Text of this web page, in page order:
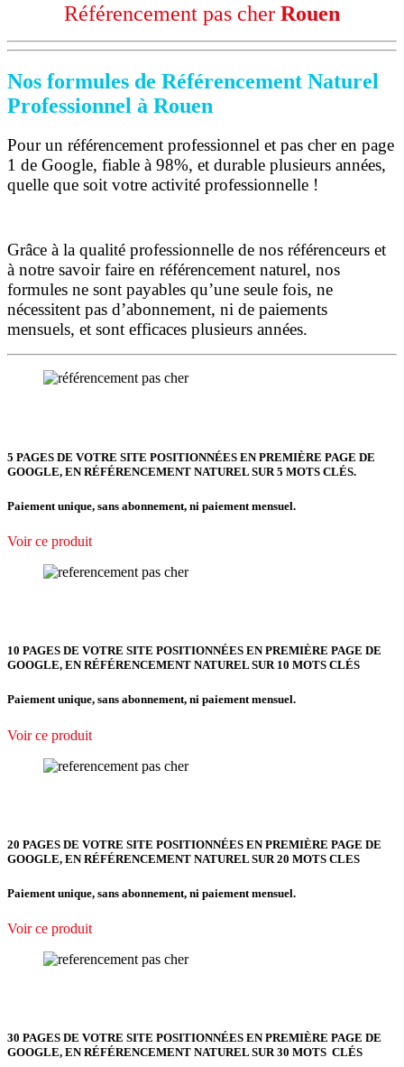
Référencement pas cher Rouen
Nos formules de Référencement Naturel
Professionnel à Rouen
Pour un référencement professionnel et pas cher en page
1 de Google, fiable à 98%, et durable plusieurs années,
quelle que soit votre activité professionnelle !
Grâce à la qualité professionnelle de nos référenceurs et
à notre savoir faire en référencement naturel, nos
formules ne sont payables qu’une seule fois, ne
nécessitent pas d’abonnement, ni de paiements
mensuels, et sont efficaces plusieurs années.
5 PAGES DE VOTRE SITE POSITIONNÉES EN PREMIÈRE PAGE DE
GOOGLE, EN RÉFÉRENCEMENT NATUREL SUR 5 MOTS CLÉS.
Paiement unique, sans abonnement, ni paiement mensuel.
Voir ce produit
10 PAGES DE VOTRE SITE POSITIONNÉES EN PREMIÈRE PAGE DE
GOOGLE, EN RÉFÉRENCEMENT NATUREL SUR 10 MOTS CLÉS
Paiement unique, sans abonnement, ni paiement mensuel.
Voir ce produit
20 PAGES DE VOTRE SITE POSITIONNÉES EN PREMIÈRE PAGE DE
GOOGLE, EN RÉFÉRENCEMENT NATUREL SUR 20 MOTS CLES
Paiement unique, sans abonnement, ni paiement mensuel.
Voir ce produit
30 PAGES DE VOTRE SITE POSITIONNÉES EN PREMIÈRE PAGE DE
GOOGLE, EN RÉFÉRENCEMENT NATUREL SUR 30 MOTS CLÉS